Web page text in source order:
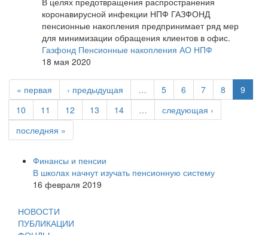
коронавирусной инфекции НПФ ГАЗФОНД
пенсионные накопления предпринимает ряд мер
для минимизации обращения клиентов в офис.
Газфонд Пенсионные накопления АО НПФ
18 мая 2020
« первая ‹ предыдущая … 5 6 7 8
9
10
11 12 13 14 …
следующая ›
последняя »
Финансы и пенсии
В школах начнут изучать пенсионную систему
16 февраля 2019
НОВОСТИ
ПУБЛИКАЦИИ